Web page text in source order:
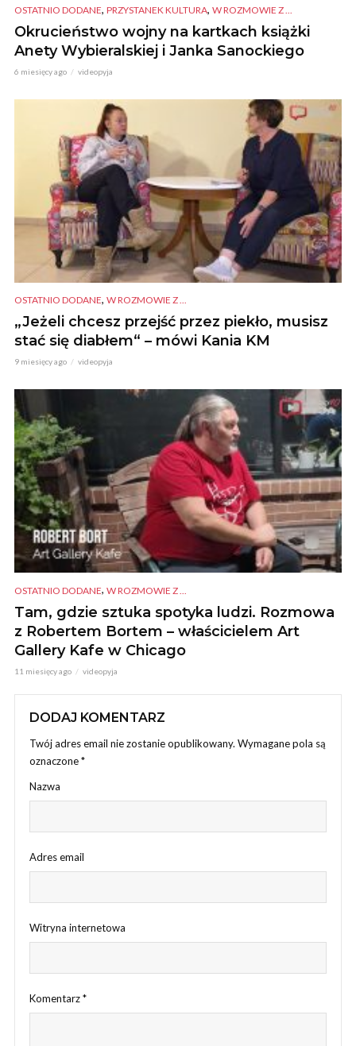
OSTATNIO DODANE, PRZYSTANEK KULTURA, W ROZMOWIE Z ...
Okrucieństwo wojny na kartkach książki
Anety Wybieralskiej i Janka Sanockiego
6 miesięcy ago videopyja
OSTATNIO DODANE, W ROZMOWIE Z ...
„Jeżeli chcesz przejść przez piekło, musisz
stać się diabłem“ – mówi Kania KM
9 miesięcy ago videopyja
OSTATNIO DODANE, W ROZMOWIE Z ...
Tam, gdzie sztuka spotyka ludzi. Rozmowa
z Robertem Bortem – właścicielem Art
Gallery Kafe w Chicago
11 miesięcy ago videopyja
DODAJ KOMENTARZ
Twój adres email nie zostanie opublikowany. Wymagane pola są
oznaczone*
Nazwa
Adres email
Witryna internetowa
Komentarz*